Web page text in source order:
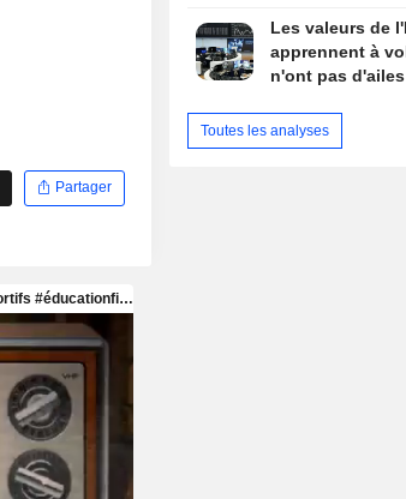
Partager
Les valeurs de
apprennent à
n'ont pas d'ailes
Toutes les analyses